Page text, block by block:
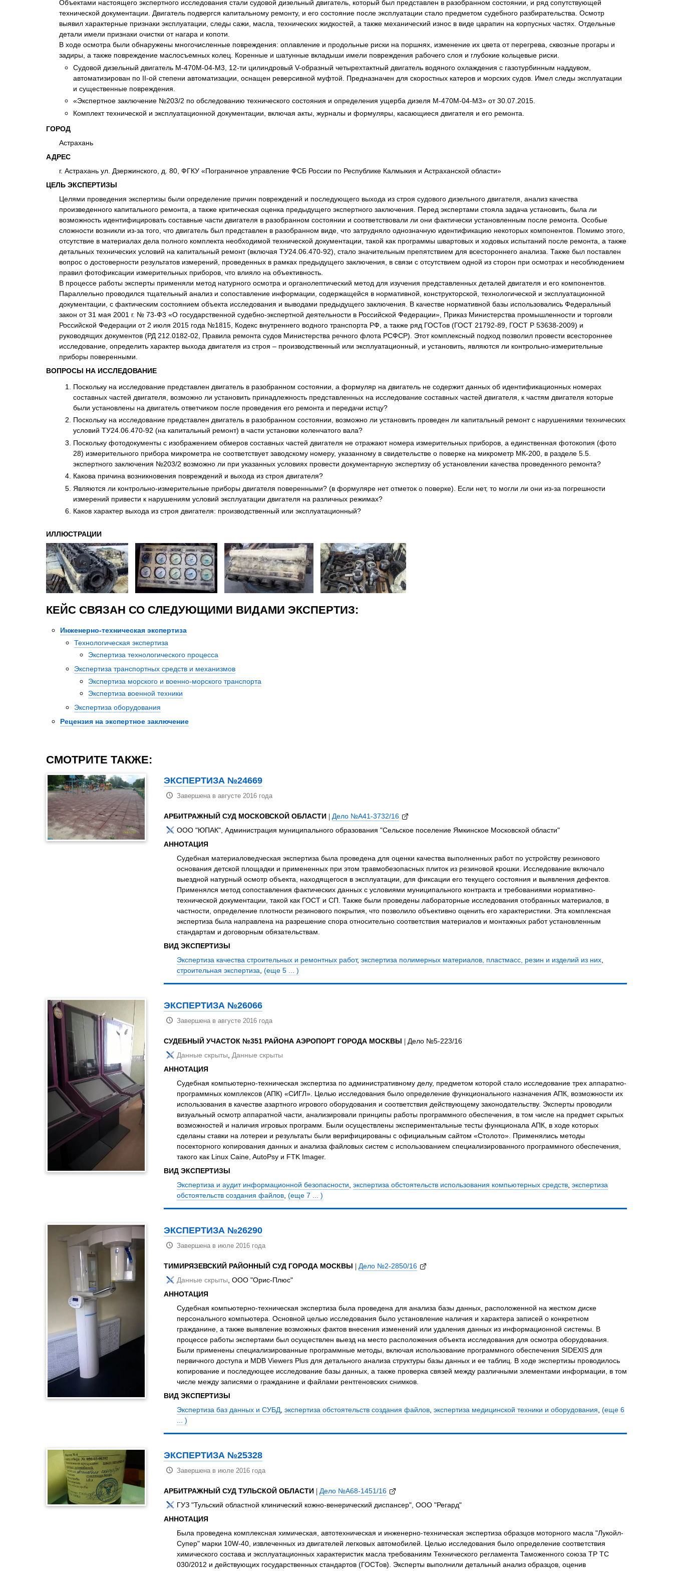
Психиатрическая экспертиза
Психологическая экспертиза
Рецензия на экспертное заключение
Строительная экспертиза
Фоноскопическая экспертиза
Экономическая экспертиза
Экспертиза давности создания документа
Объектами настоящего экспертного исследования стали судовой дизельный двигатель, который был представлен в разобранном состоянии, и ряд сопутствующей
технической документации. Двигатель подвергся капитальному ремонту, и его состояние после эксплуатации стало предметом судебного разбирательства. Осмотр
выявил характерные признаки эксплуатации, следы сажи, масла, технических жидкостей, а также механический износ в виде царапин на корпусных частях. Отдельные
детали имели признаки очистки от нагара и копоти.
В ходе осмотра были обнаружены многочисленные повреждения: оплавление и продольные риски на поршнях, изменение их цвета от перегрева, сквозные прогары и
задиры, а также повреждение маслосъемных колец. Коренные и шатунные вкладыши имели повреждения рабочего слоя и глубокие кольцевые риски.
Судовой дизельный двигатель М-470М-04-М3, 12-ти цилиндровый V-образный четырехтактный двигатель водяного охлаждения с газотурбинным наддувом,
автоматизирован по II-ой степени автоматизации, оснащен реверсивной муфтой. Предназначен для скоростных катеров и морских судов. Имел следы эксплуатации
и существенные повреждения.
«Экспертное заключение №203/2 по обследованию технического состояния и определения ущерба дизеля М-470М-04-М3» от 30.07.2015.
Комплект технической и эксплуатационной документации, включая акты, журналы и формуляры, касающиеся двигателя и его ремонта.
ГОРОД
Астрахань
АДРЕС
г. Астрахань ул. Дзержинского, д. 80, ФГКУ «Пограничное управление ФСБ России по Республике Калмыкия и Астраханской области»
ЦЕЛЬ ЭКСПЕРТИЗЫ
Целями проведения экспертизы были определение причин повреждений и последующего выхода из строя судового дизельного двигателя, анализ качества
произведенного капитального ремонта, а также критическая оценка предыдущего экспертного заключения. Перед экспертами стояла задача установить, была ли
возможность идентифицировать составные части двигателя в разобранном состоянии и соответствовали ли они фактически установленным после ремонта. Особые
сложности возникли из-за того, что двигатель был представлен в разобранном виде, что затрудняло однозначную идентификацию некоторых компонентов. Помимо этого,
отсутствие в материалах дела полного комплекта необходимой технической документации, такой как программы швартовых и ходовых испытаний после ремонта, а также
детальных технических условий на капитальный ремонт (включая ТУ24.06.470-92), стало значительным препятствием для всестороннего анализа. Также был поставлен
вопрос о достоверности результатов измерений, проведенных в рамках предыдущего заключения, в связи с отсутствием одной из сторон при осмотрах и несоблюдением
правил фотофиксации измерительных приборов, что влияло на объективность.
В процессе работы эксперты применяли метод натурного осмотра и органолептический метод для изучения представленных деталей двигателя и его компонентов.
Параллельно проводился тщательный анализ и сопоставление информации, содержащейся в нормативной, конструкторской, технологической и эксплуатационной
документации, с фактическим состоянием объекта исследования и выводами предыдущего заключения. В качестве нормативной базы использовались Федеральный
закон от 31 мая 2001 г. № 73-Ф3 «О государственной судебно-экспертной деятельности в Российской Федерации», Приказ Министерства промышленности и торговли
Российской Федерации от 2 июля 2015 года №1815, Кодекс внутреннего водного транспорта РФ, а также ряд ГОСТов (ГОСТ 21792-89, ГОСТ Р 53638-2009) и
руководящих документов (РД 212.0182-02, Правила ремонта судов Министерства речного флота РСФСР). Этот комплексный подход позволил провести всестороннее
исследование, определить характер выхода двигателя из строя – производственный или эксплуатационный, и установить, являются ли контрольно-измерительные
приборы поверенными.
ВОПРОСЫ НА ИССЛЕДОВАНИЕ
Поскольку на исследование представлен двигатель в разобранном состоянии, а формуляр на двигатель не содержит данных об идентификационных номерах
составных частей двигателя, возможно ли установить принадлежность представленных на исследование составных частей двигателя, к частям двигателя которые
были установлены на двигатель ответчиком после проведения его ремонта и передачи истцу?
Поскольку на исследование представлен двигатель в разобранном состоянии, возможно ли установить проведен ли капитальный ремонт с нарушениями технических
условий ТУ24.06.470-92 (на капитальный ремонт) в части установки коленчатого вала?
Поскольку фотодокументы с изображением обмеров составных частей двигателя не отражают номера измерительных приборов, а единственная фотокопия (фото
28) измерительного прибора микрометра не соответствует заводскому номеру, указанному в свидетельстве о поверке на микрометр МК-200, в разделе 5.5.
экспертного заключения №203/2 возможно ли при указанных условиях провести документарную экспертизу об установлении качества проведенного ремонта?
Какова причина возникновения повреждений и выхода из строя двигателя?
Являются ли контрольно-измерительные приборы двигателя поверенными? (в формуляре нет отметок о поверке). Если нет, то могли ли они из-за погрешности
измерений привести к нарушениям условий эксплуатации двигателя на различных режимах?
Каков характер выхода из строя двигателя: производственный или эксплуатационный?
ИЛЛЮСТРАЦИИ
КЕЙС СВЯЗАН СО СЛЕДУЮЩИМИ ВИДАМИ ЭКСПЕРТИЗ:
Инженерно-техническая экспертиза
Технологическая экспертиза
Экспертиза технологического процесса
Экспертиза транспортных средств и механизмов
Экспертиза морского и военно-морского транспорта
Экспертиза военной техники
Экспертиза оборудования
Рецензия на экспертное заключение
СМОТРИТЕ ТАКЖЕ:
ЭКСПЕРТИЗА №24669
Завершена в августе 2016 года
АРБИТРАЖНЫЙ СУД МОСКОВСКОЙ ОБЛАСТИ | Дело №А41-3732/16
ООО "ЮПАК", Администрация муниципального образования "Сельское поселение Ямкинское Московской области"
АННОТАЦИЯ
Судебная материаловедческая экспертиза была проведена для оценки качества выполненных работ по устройству резинового
основания детской площадки и примененных при этом травмобезопасных плиток из резиновой крошки. Исследование включало
выездной натурный осмотр объекта, находящегося в эксплуатации, для фиксации его текущего состояния и выявления дефектов.
Применялся метод сопоставления фактических данных с условиями муниципального контракта и требованиями нормативно-
технической документации, такой как ГОСТ и СП. Также были проведены лабораторные исследования отобранных материалов, в
частности, определение плотности резинового покрытия, что позволило объективно оценить его характеристики. Эта комплексная
экспертиза была направлена на разрешение спора относительно соответствия материалов и монтажных работ установленным
стандартам и договорным обязательствам.
ВИД ЭКСПЕРТИЗЫ
Экспертиза качества строительных и ремонтных работ, экспертиза полимерных материалов, пластмасс, резин и изделий из них,
строительная экспертиза, (еще 5 ... )
ЭКСПЕРТИЗА №26066
Завершена в августе 2016 года
СУДЕБНЫЙ УЧАСТОК №351 РАЙОНА АЭРОПОРТ ГОРОДА МОСКВЫ | Дело №5-223/16
Данные скрыты, Данные скрыты
АННОТАЦИЯ
Судебная компьютерно-техническая экспертиза по административному делу, предметом которой стало исследование трех аппаратно-
программных комплексов (АПК) «СИГЛ». Целью исследования было определение функционального назначения АПК, возможности их
использования в качестве азартного игрового оборудования и соответствия действующему законодательству. Эксперты проводили
визуальный осмотр аппаратной части, анализировали принципы работы программного обеспечения, в том числе на предмет скрытых
возможностей и наличия игровых программ. Были осуществлены экспериментальные тесты функционала АПК, в ходе которых
сделаны ставки на лотереи и результаты были верифицированы с официальным сайтом «Столото». Применялись методы
посекторного копирования данных и анализа файловых систем с использованием специализированного программного обеспечения,
такого как Linux Caine, AutoPsy и FTK Imager.
ВИД ЭКСПЕРТИЗЫ
Экспертиза и аудит информационной безопасности, экспертиза обстоятельств использования компьютерных средств, экспертиза
обстоятельств создания файлов, (еще 7 ... )
ЭКСПЕРТИЗА №26290
Завершена в июле 2016 года
ТИМИРЯЗЕВСКИЙ РАЙОННЫЙ СУД ГОРОДА МОСКВЫ | Дело №2-2850/16
Данные скрыты, ООО "Орис-Плюс"
АННОТАЦИЯ
Судебная компьютерно-техническая экспертиза была проведена для анализа базы данных, расположенной на жестком диске
персонального компьютера. Основной целью исследования было установление наличия и характера записей о конкретном
гражданине, а также выявление возможных фактов внесения изменений или удаления данных из информационной системы. В
процессе работы экспертами был осуществлен выезд на место расположения объекта исследования для осмотра оборудования.
Были применены специализированные программные методы, включая использование программного обеспечения SIDEXIS для
первичного доступа и MDB Viewers Plus для детального анализа структуры базы данных и ее таблиц. В ходе экспертизы проводилось
копирование и последующее исследование базы данных, а также проверка связей между различными элементами информации, в том
числе между записями о гражданине и файлами рентгеновских снимков.
ВИД ЭКСПЕРТИЗЫ
Экспертиза баз данных и СУБД, экспертиза обстоятельств создания файлов, экспертиза медицинской техники и оборудования, (еще 6
... )
ЭКСПЕРТИЗА №25328
Завершена в июле 2016 года
АРБИТРАЖНЫЙ СУД ТУЛЬСКОЙ ОБЛАСТИ | Дело №А68-1451/16
ГУЗ "Тульский областной клинический кожно-венерический диспансер", ООО "Регард"
АННОТАЦИЯ
Была проведена комплексная химическая, автотехническая и инженерно-техническая экспертиза образцов моторного масла "Лукойл-
Супер" марки 10W-40, извлеченных из двигателей легковых автомобилей. Целью исследования было определение соответствия
химического состава и эксплуатационных характеристик масла требованиям Технического регламента Таможенного союза ТР ТС
030/2012 и действующих государственных стандартов (ГОСТов). Эксперты выполнили детальный анализ образцов, оценив